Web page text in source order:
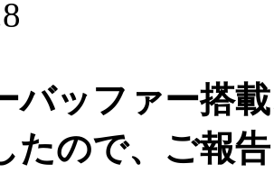
バッファー搭
たので、ご報